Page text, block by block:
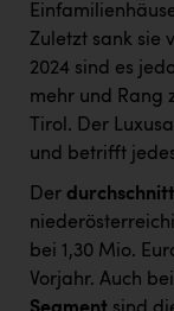
Zuletzt sank sie
2024 sind es
mehr und Rang
Tirol. Der
und betrifft
Der
bei 1,30 Mio.
Vorjahr. Auch